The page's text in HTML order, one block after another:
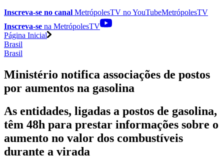
Inscreva-se no canal MetrópolesTV noYouTubeMetrópolesTV
Inscreva-se na MetrópolesTV
Página Inicial
Brasil
Brasil
Ministério notifica associações de postos
por aumentos na gasolina
As entidades, ligadas a postos de gasolina,
têm 48h para prestar informações sobre o
aumento no valor dos combustíveis
durante a virada